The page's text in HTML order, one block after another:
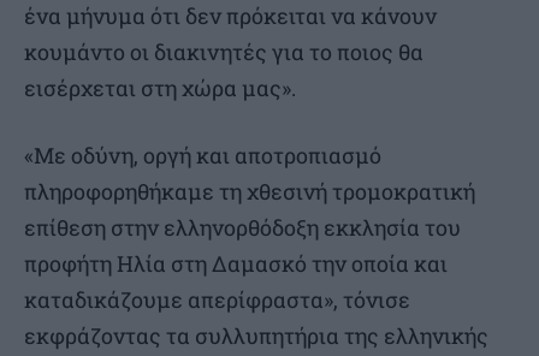
ένα μήνυμα ότι δεν πρόκειται να κάνουν
κουμάντο οι διακινητές για το ποιος θα
εισέρχεται στη χώρα μας».
«Με οδύνη, οργή και αποτροπιασμό
πληροφορηθήκαμε τη χθεσινή τρομοκρατική
επίθεση στην ελληνορθόδοξη εκκλησία του
προφήτη Ηλία στη Δαμασκό την οποία και
καταδικάζουμε απερίφραστα», τόνισε
εκφράζοντας τα συλλυπητήρια της ελληνικής